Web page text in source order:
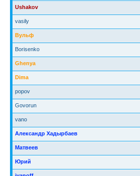
Ushakov
vasily
Вульф
Borisenko
Ghenya
Dima
popov
Govorun
vano
Александр Хадырбаев
Матвеев
Юрий